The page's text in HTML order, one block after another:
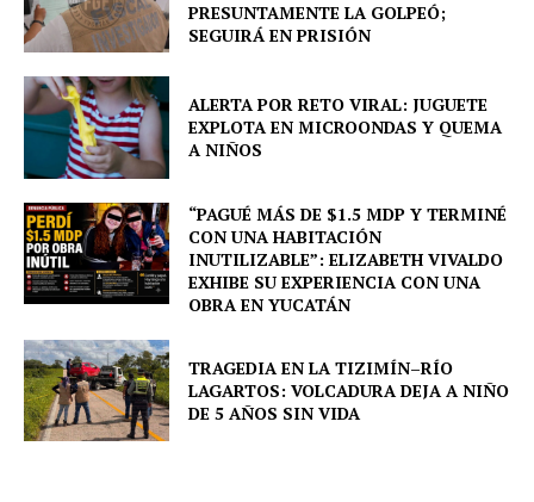
Periodico el Sol de Yucatán
SUBSCRIBE NOW
PRESUNTAMENTE LA GOLPEÓ;
SEGUIRÁ EN PRISIÓN
ALERTA POR RETO VIRAL: JUGUETE
EXPLOTA EN MICROONDAS Y QUEMA
A NIÑOS
“PAGUÉ MÁS DE $1.5 MDP Y TERMINÉ
CON UNA HABITACIÓN
INUTILIZABLE”: ELIZABETH VIVALDO
EXHIBE SU EXPERIENCIA CON UNA
OBRA EN YUCATÁN
TRAGEDIA EN LA TIZIMÍN–RÍO
LAGARTOS: VOLCADURA DEJA A NIÑO
DE 5 AÑOS SIN VIDA